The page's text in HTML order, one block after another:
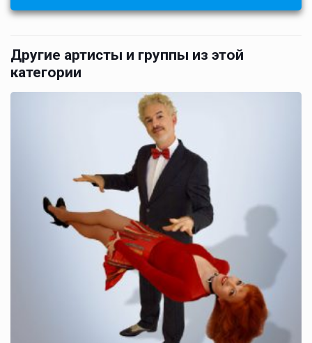
Другие артисты и группы из этой
категории